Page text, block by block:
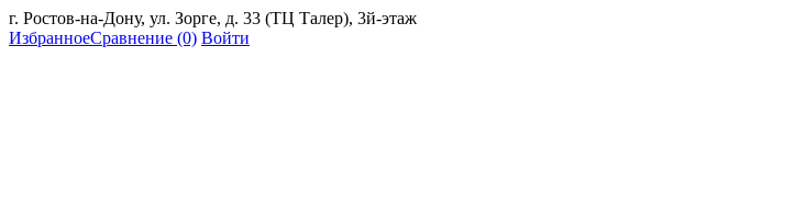
г. Ростов-на-Дону, ул. Зорге, д. 33 (ТЦ Талер), 3й-этаж
ИзбранноеСравнение (0) Войти